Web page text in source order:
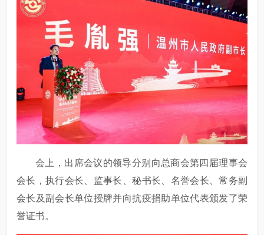
会上，出席会议的领导分别向总商会第四届理事会
会长，执行会长、监事长、秘书长、名誉会长、常务副
会长及副会长单位授牌并向抗疫捐助单位代表颁发了荣
誉证书。